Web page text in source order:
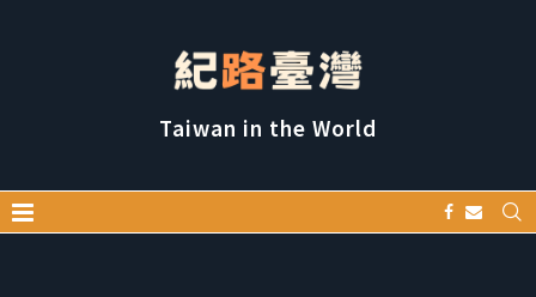
Taiwan in the World